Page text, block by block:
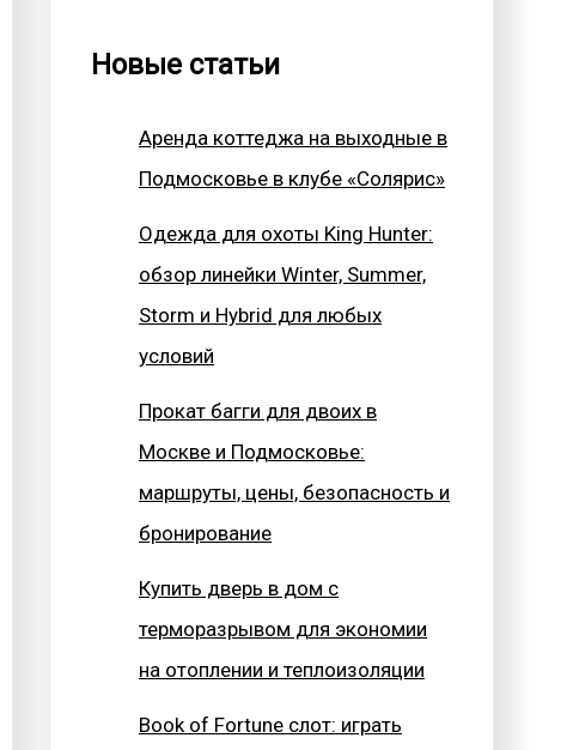
Новые статьи
Аренда коттеджа на выходные в
Подмосковье в клубе «Солярис»
Одежда для охоты King Hunter:
обзор линейки Winter, Summer,
Storm и Hybrid для любых
условий
Прокат багги для двоих в
Москве и Подмосковье:
маршруты, цены, безопасность и
бронирование
Купить дверь в дом с
терморазрывом для экономии
на отоплении и теплоизоляции
Book of Fortune слот: играть